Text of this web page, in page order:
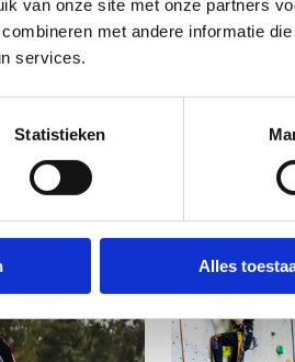
van onze site met onze partners
met andere informatie
services.
Statistieken
Alles